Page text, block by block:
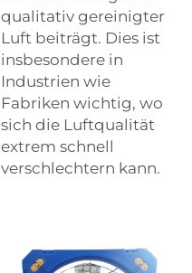
qualitativ gereinigter
Luft beiträgt. Dies ist
insbesondere in
Industrien wie
Fabriken wichtig, wo
sich die Luftqualität
extrem schnell
verschlechtern kann.